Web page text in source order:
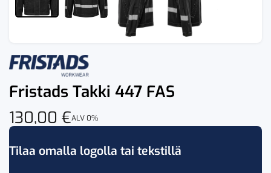
Fristads Takki 447 FAS
130,00 €ALV 0%
Tilaa omalla logolla tai tekstillä